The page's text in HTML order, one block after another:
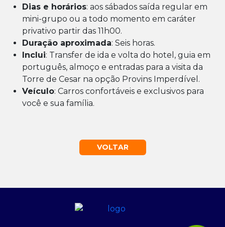
Dias e horários: aos sábados saída regular em
mini-grupo ou a todo momento em caráter
privativo partir das 11h00.
Duração aproximada: Seis horas.
Inclui: Transfer de ida e volta do hotel, guia em
português, almoço e entradas para a visita da
Torre de Cesar na opção Provins Imperdível.
Veículo: Carros confortáveis e exclusivos para
você e sua família.
VOLTAR